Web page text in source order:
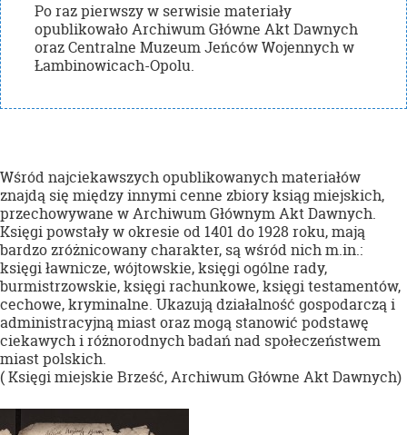
Po raz pierwszy w serwisie materiały
opublikowało Archiwum Główne Akt Dawnych
oraz Centralne Muzeum Jeńców Wojennych w
Łambinowicach-Opolu.
Wśród najciekawszych opublikowanych materiałów
znajdą się między innymi cenne zbiory ksiąg miejskich,
przechowywane w Archiwum Głównym Akt Dawnych.
Księgi powstały w okresie od 1401 do 1928 roku, mają
bardzo zróżnicowany charakter, są wśród nich m.in.:
księgi ławnicze, wójtowskie, księgi ogólne rady,
burmistrzowskie, księgi rachunkowe, księgi testamentów,
cechowe, kryminalne. Ukazują działalność gospodarczą i
administracyjną miast oraz mogą stanowić podstawę
ciekawych i różnorodnych badań nad społeczeństwem
miast polskich.
( Księgi miejskie Brześć, Archiwum Główne Akt Dawnych)